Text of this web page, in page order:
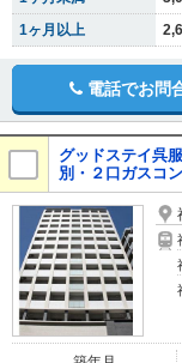
1ヶ月以上
電話でお問
グッドステイ呉
別・２口ガスコン